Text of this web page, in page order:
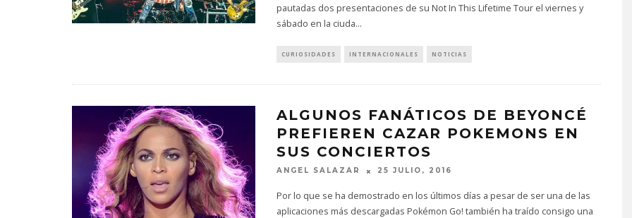
pautadas dos presentaciones de su Not In This Lifetime Tour el viernes y
sábado en la ciuda...
CURIOSIDADES INTERNACIONALES NOTICIAS
ALGUNOS FANÁTICOS DE BEYONCÉ
PREFIEREN CAZAR POKEMONS EN
SUS CONCIERTOS
ANGEL SALAZAR 25 JULIO, 2016
Por lo que se ha demostrado en los últimos días a pesar de ser una de las
aplicaciones más descargadas Pokémon Go! también ha traído consigo una